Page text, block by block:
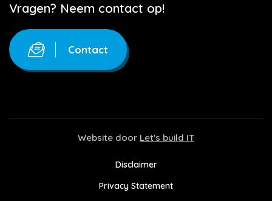
Vragen? Neem contact op!
Contact
Website door Let's build IT
Disclaimer
Privacy Statement